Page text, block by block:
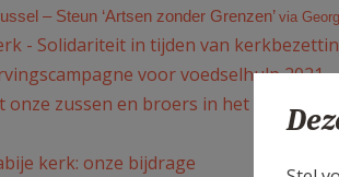
– Steun ‘Artsen zonder Grenzen’ via
- Solidariteit in tijden van
voor voedselhulp 2021
onze zussen en broers in het zuiden
kerk: onze bijdrage